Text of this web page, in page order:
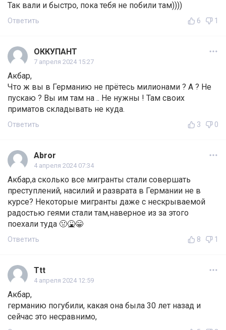
Так вали и быстро, пока тебя не побили там))))
Ответить 6 1
ОККУПАНТ
7 апреля 2024 15:27
Акбар,
Что ж вы в Германию не прётесь милионами ? А ? Не
пускаю ? Вы им там на .. Не нужны ! Там своих
приматов складывать не куда.
Ответить 3 0
Abror
4 апреля 2024 07:34
Акбар,а сколько все мигранты стали совершать
преступлений, насилий и разврата в Германии не в
курсе? Некоторые мигранты даже с нескрываемой
радостью геями стали там,наверное из за этого
поехали туда 🤢🤮😁
Ответить 8 1
Ttt
4 апреля 2024 12:59
Акбар,
германию погубили, какая она была 30 лет назад и
сейчас это несравнимо,